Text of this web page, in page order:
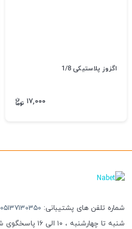
اگزوز پلاستیکی 1/8
۱۷,۰۰۰
شماره تلفن های پشتیبانی: ۰۵۱۳۷۱۳۰۳۵۰
شنبه تا چهارشنبه ، ۱۰ الی ۱۶ پاسخگوی شما هستیم